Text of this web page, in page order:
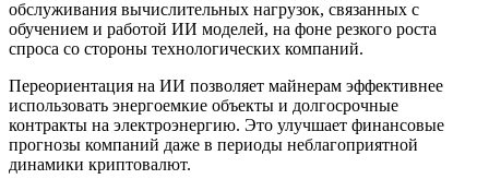
обслуживания вычислительных нагрузок, связанных с
обучением и работой ИИ моделей, на фоне резкого роста
спроса со стороны технологических компаний.
Переориентация на ИИ позволяет майнерам эффективнее
использовать энергоемкие объекты и долгосрочные
контракты на электроэнергию. Это улучшает финансовые
прогнозы компаний даже в периоды неблагоприятной
динамики криптовалют.